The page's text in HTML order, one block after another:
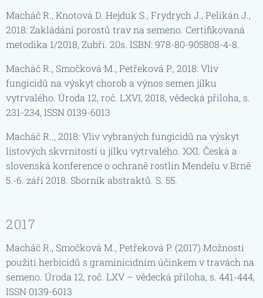
Macháč R., Knotová D. Hejduk S., Frydrych J., Pelikán J.,
2018: Zakládání porostů trav na semeno. Certifikovaná
metodika 1/2018, Zubří. 20s. ISBN: 978-80-905808-4-8.
Macháč R., Smočková M., Petřeková P., 2018: Vliv
fungicidů na výskyt chorob a výnos semen jílku
vytrvalého. Úroda 12, roč. LXVI, 2018, vědecká příloha, s.
231-234, ISSN 0139-6013
Macháč R.., 2018: Vliv vybraných fungicidů na výskyt
listových skvrnitostí u jílku vytrvalého. XXI. Česká a
slovenská konference o ochraně rostlin Mendelu v Brně
5.-6. září 2018. Sborník abstraktů. S. 55.
2017
Macháč R., Smočková M., Petřeková P. (2017) Možnosti
použití herbicidů s graminicidním účinkem v travách na
semeno. Úroda 12, roč. LXV – vědecká příloha, s. 441-444,
ISSN 0139-6013